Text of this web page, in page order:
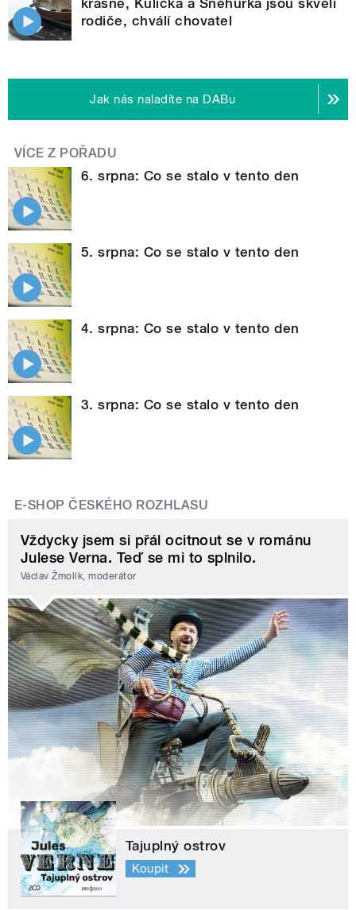
rodiče, chválí chovatel
Jak nás naladíte na DABu
VÍCE Z POŘADU
6. srpna: Co se stalo v tento den
5. srpna: Co se stalo v tento den
4. srpna: Co se stalo v tento den
3. srpna: Co se stalo v tento den
E-SHOP ČESKÉHO ROZHLASU
Vždycky jsem si přál ocitnout se v románu
Julese Verna. Teď se mi to splnilo.
Václav Žmolík, moderátor
Tajuplný ostrov
Koupit